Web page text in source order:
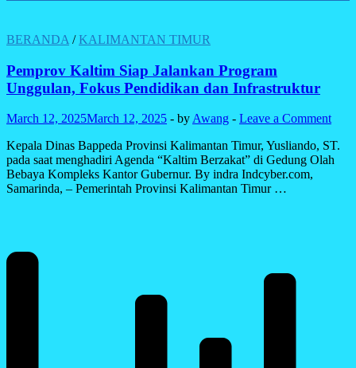
BERANDA /KALIMANTAN TIMUR
Pemprov Kaltim Siap Jalankan Program
Unggulan, Fokus Pendidikan dan Infrastruktur
March 12, 2025March 12, 2025 - by Awang - Leave a Comment
Kepala Dinas Bappeda Provinsi Kalimantan Timur, Yusliando, ST.
pada saat menghadiri Agenda “Kaltim Berzakat” di Gedung Olah
Bebaya Kompleks Kantor Gubernur. By indra Indcyber.com,
Samarinda, – Pemerintah Provinsi Kalimantan Timur …